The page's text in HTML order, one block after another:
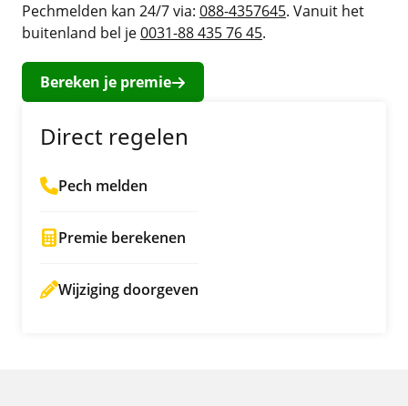
Pechmelden kan 24/7 via: 088-4357645. Vanuit het
buitenland bel je0031-88 435 76 45.
Bereken je premie
Direct regelen
Pech melden
Premie berekenen
Wijziging doorgeven